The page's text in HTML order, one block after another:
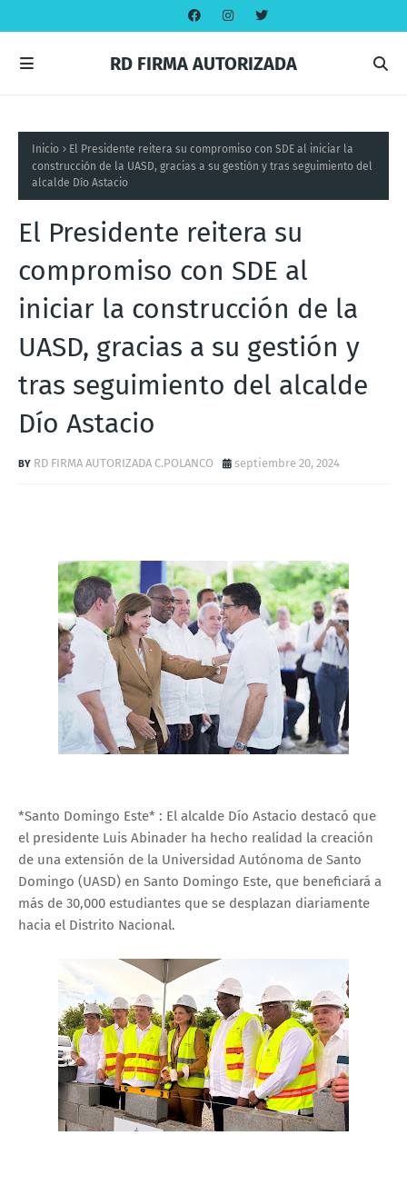
RD FIRMA AUTORIZADA
Inicio
El Presidente reitera su compromiso con SDE al iniciar la
construcción de la UASD, gracias a su gestión y tras seguimiento del
alcalde Dío Astacio
El Presidente reitera su
compromiso con SDE al
iniciar la construcción de la
UASD, gracias a su gestión y
tras seguimiento del alcalde
Dío Astacio
RD FIRMA AUTORIZADA C.POLANCO septiembre 20, 2024
*Santo Domingo Este* : El alcalde Dío Astacio destacó que
el presidente Luis Abinader ha hecho realidad la creación
de una extensión de la Universidad Autónoma de Santo
Domingo (UASD) en Santo Domingo Este, que beneficiará a
más de 30,000 estudiantes que se desplazan diariamente
hacia el Distrito Nacional.